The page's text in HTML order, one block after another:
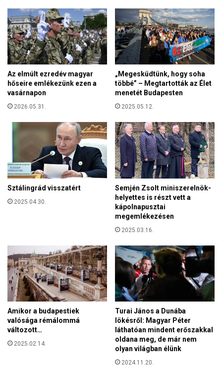
r
t
ő
z
ö
t
t
e
k
m
a
g
y
r
z
á
g
o
n
ó
p
a
i
E
g
y
e
s
l
a
m
o
Az elmúlt ezredév magyar
hőseire emlékezünk ezen a
vasárnapon
2026.05.31.
„Megesküdtünk, hogy soha
többé” – Megtartották az Élet
menetét Budapesten
2025.05.12.
Sztálingrád visszatért
2025.04.30.
Semjén Zsolt miniszerelnök-
helyettes is részt vett a
kápolnapusztai
megemlékezésen
2025.03.16.
Amikor a budapestiek
valósága rémálommá
változott…
2025.02.14.
Turai János a Dunába
lökésről: Magyar Péter
láthatóan mindent erőszakkal
oldana meg, de már nem
olyan világban élünk
2024.11.20.